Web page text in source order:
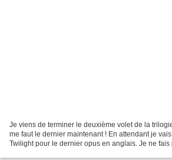
Je viens de terminer le deuxième volet de la
me faut le dernier maintenant ! En attendant je
Twilight pour le dernier opus en anglais. Je ne fais